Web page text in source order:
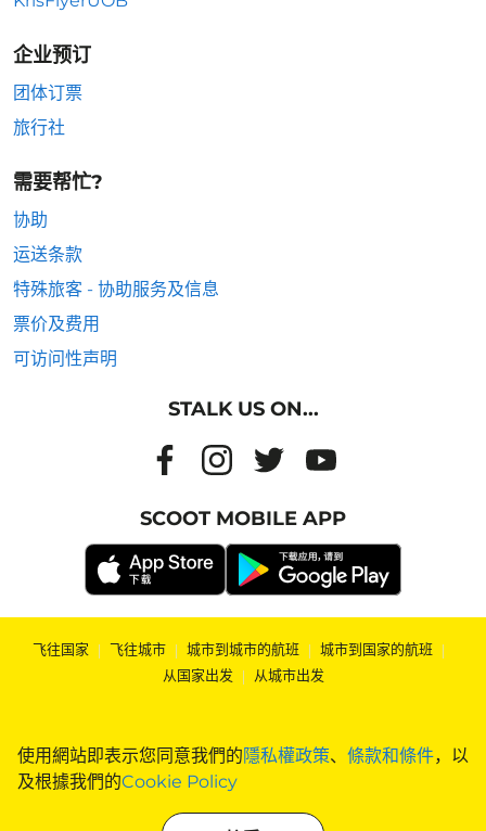
使用網站即表示您同意我們的隱私權政策、 條款和條件，以
及根據我們的Cookie Policy
企业预订
团体订票
旅行社
需要帮忙?
协助
运送条款
特殊旅客 - 协助服务及信息
票价及费用
可访问性声明
STALK US ON...
SCOOT MOBILE APP
飞往国家 | 飞往城市 | 城市到城市的航班 | 城市到国家的航班 |
从国家出发 | 从城市出发